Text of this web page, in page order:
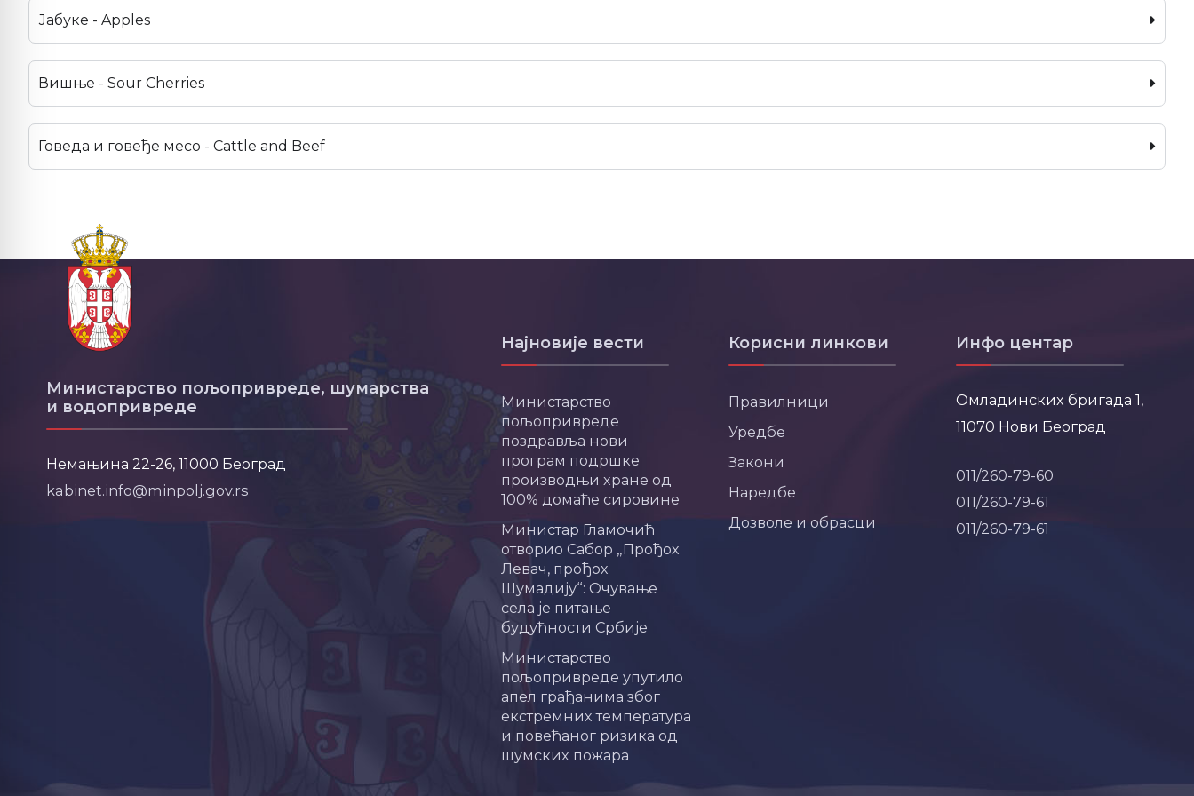
Јабуке - Apples
Вишње - Sour Cherries
Говеда и говеђе месо - Cattle and Beef
Министарство пољопривреде, шумарства
и водопривреде
Немањина 22-26, 11000 Београд
kabinet.info@minpolj.gov.rs
Најновије вести
Министарство
пољопривреде
поздравља нови
програм подршке
производњи хране од
100% домаће сировине
Министар Гламочић
отворио Сабор „Прођох
Левач, прођох
Шумадију“: Очување
села је питање
будућности Србије
Министарство
пољопривреде упутило
апел грађанима због
екстремних температура
и повећаног ризика од
шумских пожара
Корисни линкови
Правилници
Уредбе
Закони
Наредбе
Дозволе и обрасци
Инфо центар
Омладинских бригада 1,
11070 Нови Београд
011/260-79-60
011/260-79-61
011/260-79-61